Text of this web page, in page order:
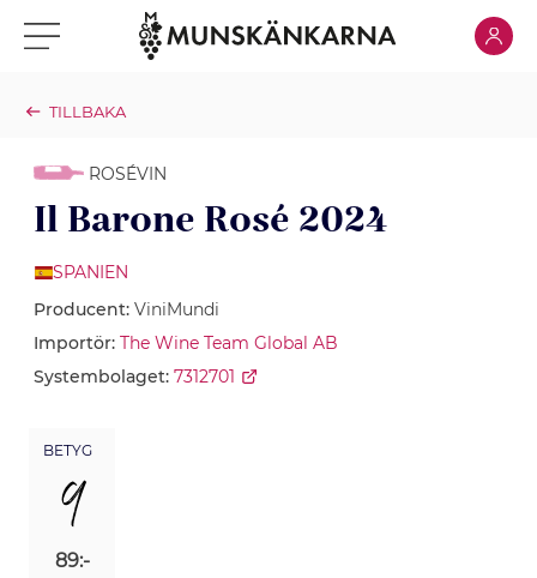
Klicka för meny Klicka
TILLBAKA
ROSÉVIN
Il Barone Rosé 2024
SPANIEN
Producent: ViniMundi
Importör: The Wine Team Global AB
Systembolaget: 7312701
BETYG
9
89:-